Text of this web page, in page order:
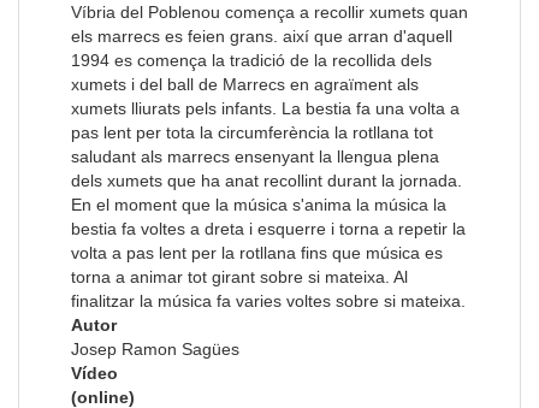
Víbria del Poblenou comença a recollir xumets quan
els marrecs es feien grans. així que arran d'aquell
1994 es comença la tradició de la recollida dels
xumets i del ball de Marrecs en agraïment als
xumets lliurats pels infants. La bestia fa una volta a
pas lent per tota la circumferència la rotllana tot
saludant als marrecs ensenyant la llengua plena
dels xumets que ha anat recollint durant la jornada.
En el moment que la música s'anima la música la
bestia fa voltes a dreta i esquerre i torna a repetir la
volta a pas lent per la rotllana fins que música es
torna a animar tot girant sobre si mateixa. Al
finalitzar la música fa varies voltes sobre si mateixa.
Autor
Josep Ramon Sagües
Vídeo
(online)